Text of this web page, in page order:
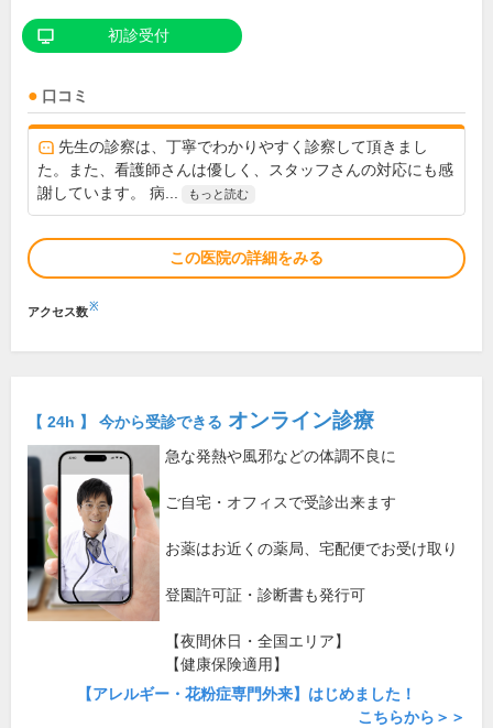
初診受付
口コミ
先生の診察は、丁寧でわかりやすく診察して頂きまし
た。また、看護師さんは優しく、スタッフさんの対応にも感
謝しています。 病...
もっと読む
この医院の詳細をみる
アクセス数※
【 24h 】 今から受診できる オンライン診療
急な発熱や風邪などの体調不良に
ご自宅・オフィスで受診出来ます
お薬はお近くの薬局、宅配便でお受け取り
登園許可証・診断書も発行可
【夜間休日・全国エリア】
【健康保険適用】
【アレルギー・花粉症専門外来】はじめました！
こちらから＞＞